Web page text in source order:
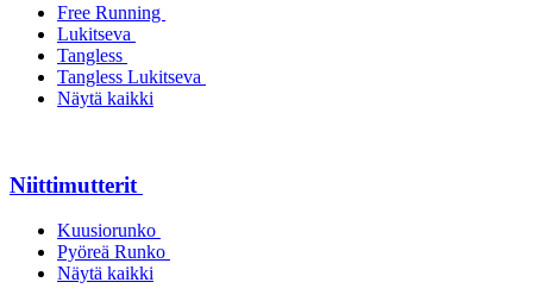
Free Running
Lukitseva
Tangless
Tangless Lukitseva
Näytä kaikki
Niittimutterit
Kuusiorunko
Pyöreä Runko
Näytä kaikki